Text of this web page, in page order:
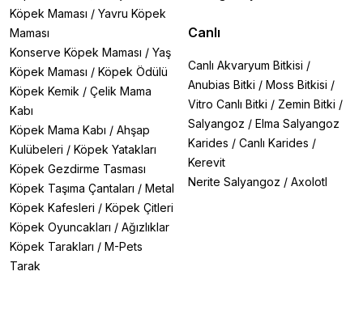
Köpek Maması / Yavru Köpek
Maması
Konserve Köpek Maması / Yaş
Köpek Maması / Köpek Ödülü
Köpek Kemik / Çelik Mama
Kabı
Köpek Mama Kabı / Ahşap
Kulübeleri / Köpek Yatakları
Köpek Gezdirme Tasması
Köpek Taşıma Çantaları / Metal
Köpek Kafesleri / Köpek Çitleri
Köpek Oyuncakları / Ağızlıklar
Köpek Tarakları / M-Pets
Tarak
Canlı
Canlı Akvaryum Bitkisi /
Anubias Bitki / Moss Bitkisi /
Vitro Canlı Bitki / Zemin Bitki /
Salyangoz / Elma Salyangoz
Karides / Canlı Karides /
Kerevit
Nerite Salyangoz / Axolotl